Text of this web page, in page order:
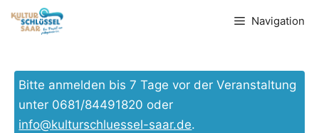
Inhalt
Navigation
Bitte anmelden bis 7 Tage vor der Veranstaltung
unter 0681/84491820 oder
info@kulturschluessel-saar.de.